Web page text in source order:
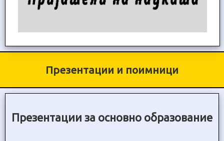
Презентации и поимници
Презентации за основно образование